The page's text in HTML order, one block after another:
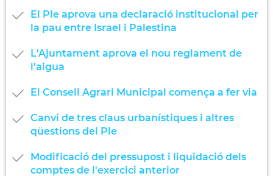
El Ple aprova una declaració institucional per
la pau entre Israel i Palestina
L'Ajuntament aprova el nou reglament de
l'aigua
El Consell Agrari Municipal comença a fer via
Canvi de tres claus urbanístiques i altres
qüestions del Ple
Modificació del pressupost i liquidació dels
comptes de l'exercici anterior